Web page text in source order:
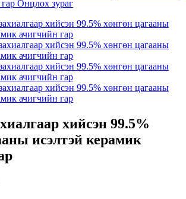
хийсэн 99.5%
исэлтэй керамик